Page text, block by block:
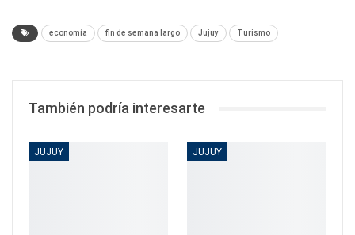
economía fin de semana largo Jujuy Turismo
También podría interesarte
JUJUY JUJUY